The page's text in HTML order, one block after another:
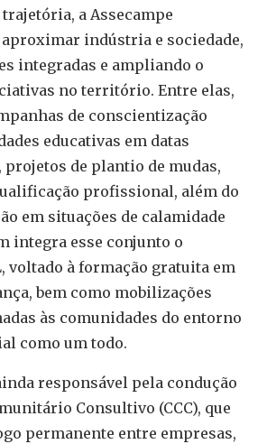
a Assecampe
indústria e sociedade,
integradas e ampliando o
no território. Entre elas,
de conscientização
educativas em datas
de plantio de mudas,
profissional, além do
em situações de calamidade
integra esse conjunto o
voltado à formação gratuita em
bem como mobilizações
às comunidades do entorno
como um todo.
responsável pela condução
Consultivo (CCC), que
permanente entre empresas,